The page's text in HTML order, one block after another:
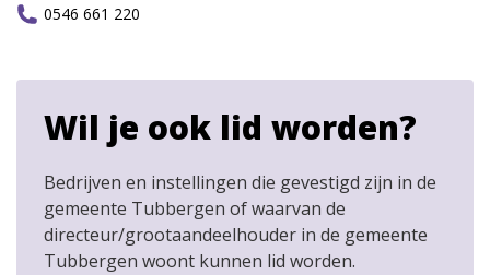
0546 661 220
Wil je ook lid worden?
Bedrijven en instellingen die gevestigd zijn in de
gemeente Tubbergen of waarvan de
directeur/grootaandeelhouder in de gemeente
Tubbergen woont kunnen lid worden.